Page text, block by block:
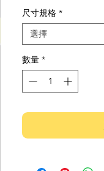
尺寸規格 *
選擇
數量 *